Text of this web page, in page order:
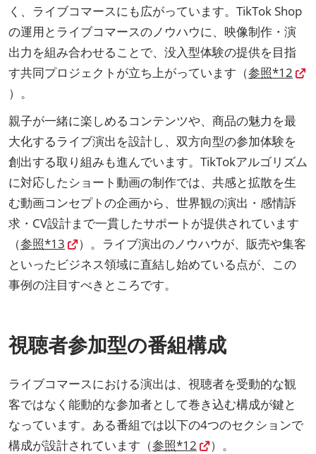
く、ライブコマースにも広がっています。TikTok Shop
の運用とライブコマースのノウハウに、映像制作・演
出力を組み合わせることで、没入型体験の提供を目指
す共同プロジェクトが立ち上がっています（参照*12
）。
親子が一緒に楽しめるコンテンツや、商品の魅力を最
大化するライブ演出を設計し、双方向型の参加体験を
創出する取り組みも進んでいます。TikTokアルゴリズム
に対応したショート動画の制作では、共感と拡散を生
む動画コンセプトの企画から、世界観の演出・感情訴
求・CV設計まで一貫したサポートが提供されています
（参照*13
）。ライブ演出のノウハウが、販売や集客
といったビジネス領域に直結し始めている点が、この
事例の注目すべきところです。
視聴者参加型の番組構成
ライブコマースにおける演出は、視聴者を受動的な観
客ではなく能動的な参加者として巻き込む構成が鍵と
なっています。ある番組では以下の4つのセクションで
構成が設計されています（参照*12
）。